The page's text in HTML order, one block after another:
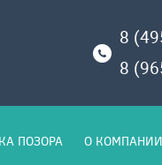
8
8
ПОЗОРА О КОМПАНИИ